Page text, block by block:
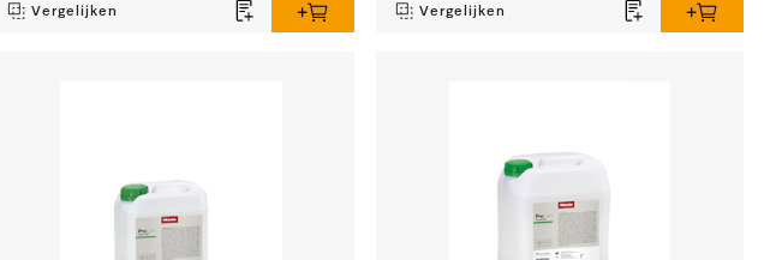
Vergelijken Vergelijken